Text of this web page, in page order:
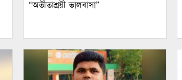
“অতীতাশ্রয়ী ভালবাসা”